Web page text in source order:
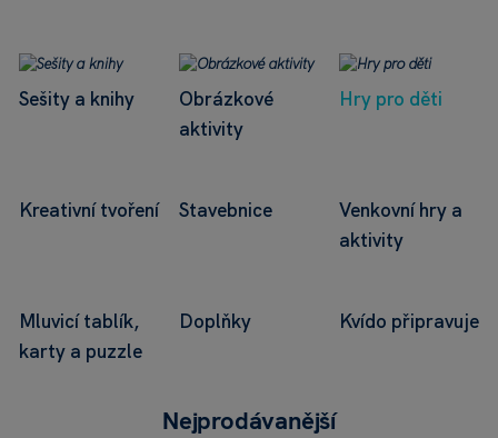
Sešity a knihy
Obrázkové
aktivity
Hry pro děti
Kreativní tvoření Stavebnice
Venkovní hry a
aktivity
Mluvicí tablík,
karty a puzzle
Doplňky Kvído připravuje
Nejprodávanější